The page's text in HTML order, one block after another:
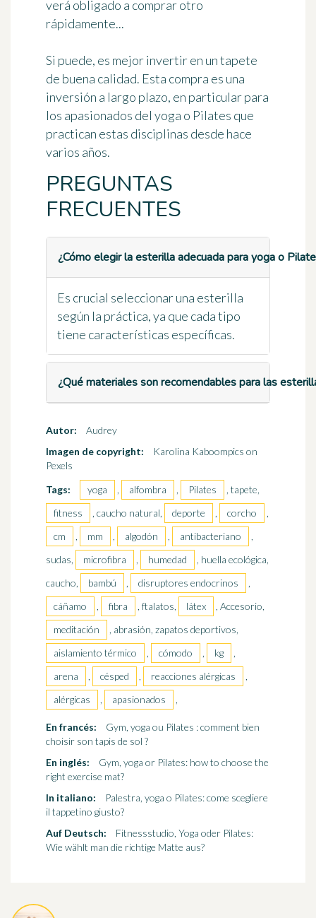
verá obligado a comprar otro
rápidamente...
Si puede, es mejor invertir en un tapete
de buena calidad. Esta compra es una
inversión a largo plazo, en particular para
los apasionados del yoga o Pilates que
practican estas disciplinas desde hace
varios años.
PREGUNTAS
FRECUENTES
¿Cómo elegir la esterilla adecuada para yoga o
Es crucial seleccionar una esterilla
según la práctica, ya que cada tipo
tiene características específicas.
¿Qué materiales son recomendables para las
Autor:
Audrey
Imagen de copyright:
Karolina Kaboompics on
Pexels
Tags:
yoga , alfombra , Pilates
, tapete,
fitness
, caucho natural, deporte , corcho
,
cm
, mm , algodón , antibacteriano
,
sudas,
microfibra , humedad
, huella ecológica,
caucho,
bambú , disruptores endocrinos
,
cáñamo
, fibra , ftalatos, látex
, Accesorio,
meditación
, abrasión, zapatos deportivos,
aislamiento térmico
, cómodo , kg
,
arena
, césped , reacciones alérgicas
,
alérgicas
, apasionados ,
En francés:
Gym, yoga ou Pilates : comment bien
choisir son tapis de sol ?
En inglés:
Gym, yoga or Pilates: how to choose the
right exercise mat?
In italiano:
Palestra, yoga o Pilates: come scegliere
il tappetino giusto?
Auf Deutsch:
Fitnessstudio, Yoga oder Pilates:
Wie wählt man die richtige Matte aus?